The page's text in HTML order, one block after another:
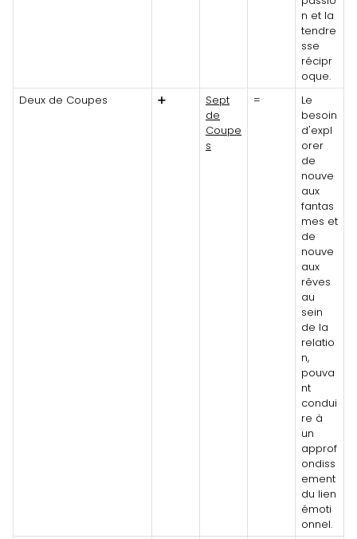
n et la
tendre
sse
récipr
oque.
Deux de Coupes
➕
Sept
de
Coupe
s
=
Le
besoin
d'expl
orer
de
nouve
aux
fantas
mes et
de
nouve
aux
rêves
au
sein
de la
relatio
n,
pouva
nt
condui
re à
un
approf
ondiss
ement
du lien
émoti
onnel.